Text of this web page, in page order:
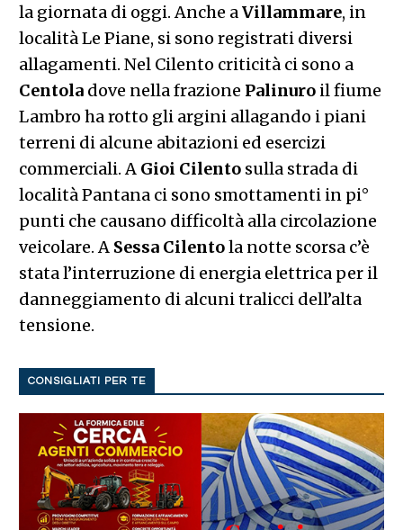
la giornata di oggi. Anche aVillammare, in
località Le Piane, si sono registrati diversi
allagamenti. Nel Cilento criticità ci sono a
Centoladove nella frazione Palinuroil fiume
Lambro ha rotto gli argini allagando i piani
terreni di alcune abitazioni ed esercizi
commerciali. A Gioi Cilentosulla strada di
località Pantana ci sono smottamenti in pi°
punti che causano difficoltà alla circolazione
veicolare. A Sessa Cilentola notte scorsa c’è
stata l’interruzione di energia elettrica per il
danneggiamento di alcuni tralicci dell’alta
tensione.
CONSIGLIATI PER TE